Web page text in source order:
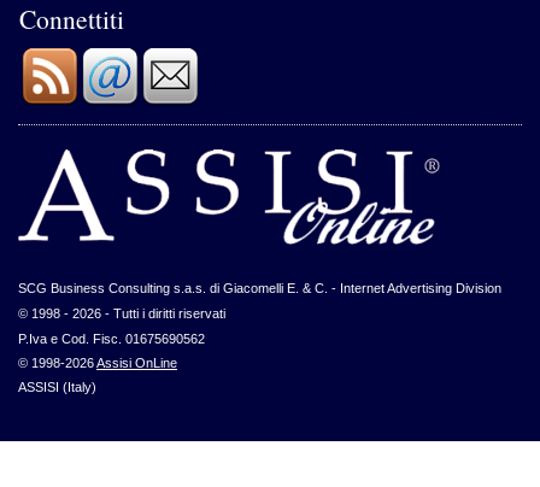
Connettiti
SCG Business Consulting s.a.s. di Giacomelli E. & C. - Internet Advertising Division
© 1998 - 2026 - Tutti i diritti riservati
P.Iva e Cod. Fisc. 01675690562
© 1998-2026Assisi OnLine
ASSISI (Italy)